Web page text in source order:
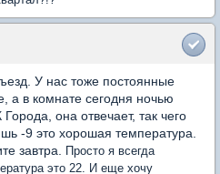
У нас тоже постоянные
а в комнате сегодня ночью
она отвечает, так чего
-9 это хорошая температура.
завтра. Просто я всегда
это 22. И еще хочу